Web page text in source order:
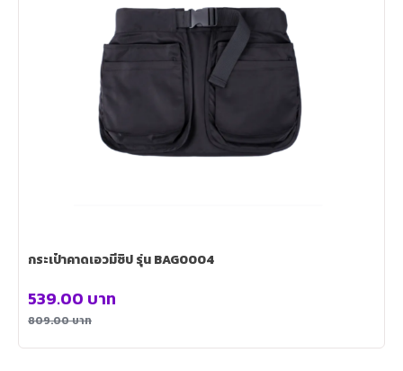
กระเป๋าคาดเอวมีซิป รุ่น BAG0004
809.00บาท
539.00 บาท